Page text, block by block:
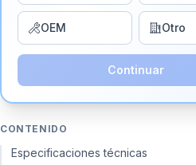
OEM Otro
Continuar
CONTENIDO
Especificaciones técnicas